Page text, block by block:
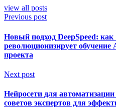
view all posts
Previous post
Новый подход DeepSpeed:
революционизирует
проекта
Next post
Нейросети для
советов экспертов для